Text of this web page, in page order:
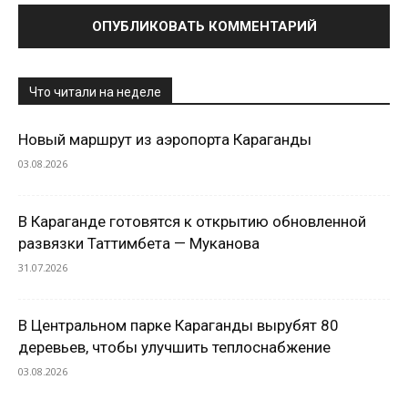
Что читали на неделе
Новый маршрут из аэропорта Караганды
03.08.2026
В Караганде готовятся к открытию обновленной
развязки Таттимбета — Муканова
31.07.2026
В Центральном парке Караганды вырубят 80
деревьев, чтобы улучшить теплоснабжение
03.08.2026